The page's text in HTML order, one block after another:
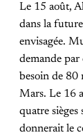
Le 15 août,
dans la
envisagée.
demande par
besoin de 80
Mars. Le 16
quatre
donnerait le